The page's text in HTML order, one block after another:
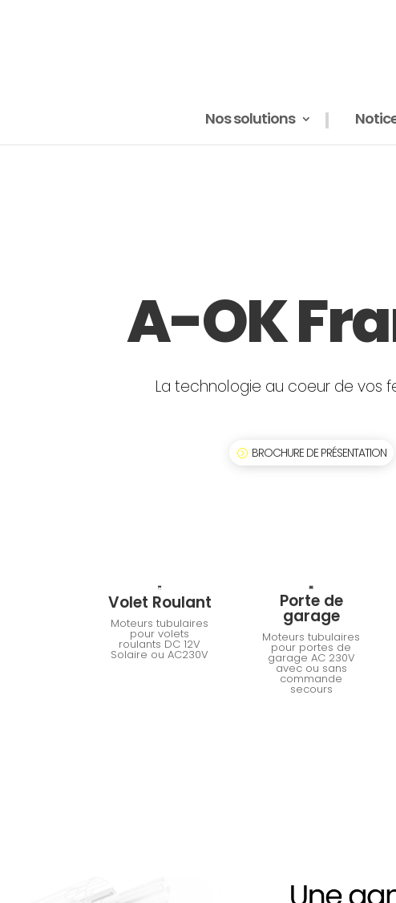
Nos solutions
A-OK
La technologie au coeur de vos
BROCHURE DE PRÉSENTATION
Volet Roulant
Moteurs tubulaires
pour volets
roulants DC 12V
Solaire ou AC230V
Porte de
garage
Moteurs tubulaires
pour portes de
garage AC 230V
avec ou sans
commande
secours